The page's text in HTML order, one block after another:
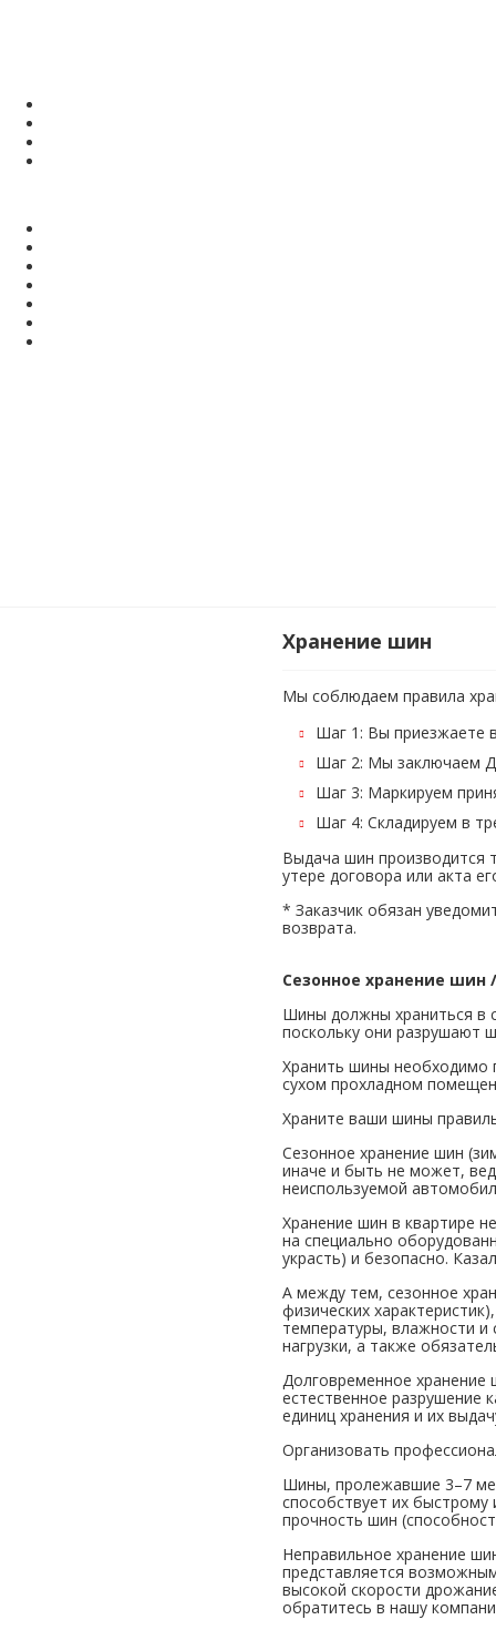
Хранение шин
Мы соблюдаем правила
Шаг 1: Вы приезжаете
Шаг 2: Мы заключаем
Шаг 3: Маркируем
Шаг 4: Складируем в
Выдача шин производится
утере договора или акта
* Заказчик обязан
возврата.
Сезонное хранение
Шины должны храниться в
поскольку они разрушают
Хранить шины необходимо
сухом прохладном
Храните ваши шины
Сезонное хранение шин
иначе и быть не может,
неиспользуемой
Хранение шин в квартире
на специально
украсть) и безопасно.
А между тем, сезонное
физических
температуры, влажности
нагрузки, а также
Долговременное
естественное разрушение
единиц хранения и их
Организовать
Шины, пролежавшие 3–7
способствует их
прочность шин
Неправильное хранение
представляется
высокой скорости
обратитесь в нашу